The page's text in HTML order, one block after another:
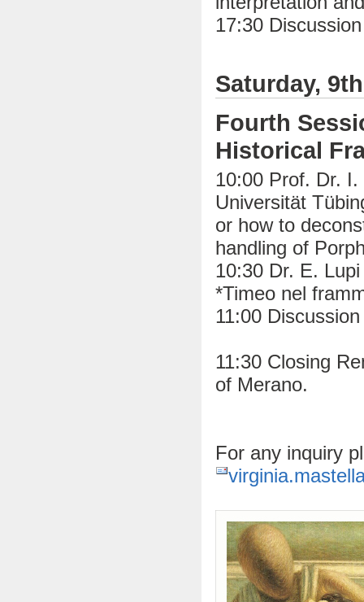
17:30 Discussion
Saturday,
Fourth
Historical
10:00 Prof. Dr.
Universität
or how to
handling of
10:30 Dr. E.
*Timeo nel
11:00 Discussion
11:30 Closing
of Merano.
For any inquiry